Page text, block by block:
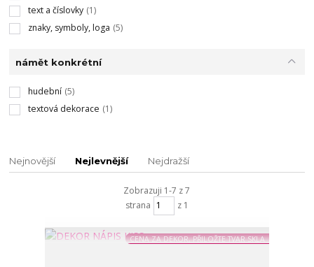
text a číslovky (1)
znaky, symboly, loga (5)
námět konkrétní
hudební (5)
textová dekorace (1)
Nejnovější Nejlevnější Nejdražší
Zobrazuji 1-7 z 7
strana
z 1
CENA ZA DEKOR, PŘILOŽTE TVAR SKLA